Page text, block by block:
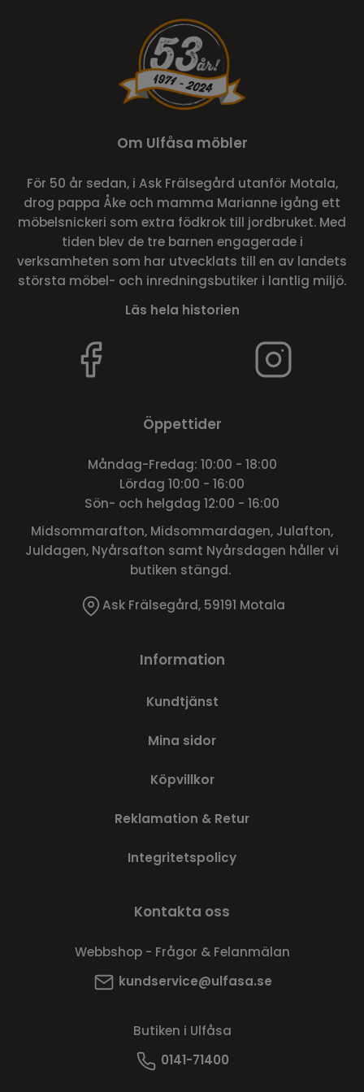
Om Ulfåsa möbler
För 50 år sedan, i Ask Frälsegård utanför Motala,
drog pappa Åke och mamma Marianne igång ett
möbelsnickeri som extra födkrok till jordbruket. Med
tiden blev de tre barnen engagerade i
verksamheten som har utvecklats till en av landets
största möbel- och inredningsbutiker i lantlig miljö.
Läs hela historien
Öppettider
Måndag-Fredag: 10:00 - 18:00
Lördag 10:00 - 16:00
Sön- och helgdag 12:00 - 16:00
Midsommarafton, Midsommardagen, Julafton,
Juldagen, Nyårsafton samt Nyårsdagen håller vi
butiken stängd.
Ask Frälsegård, 59191 Motala
Information
Kundtjänst
Mina sidor
Köpvillkor
Reklamation & Retur
Integritetspolicy
Kontakta oss
Webbshop - Frågor & Felanmälan
kundservice@ulfasa.se
Butiken i Ulfåsa
0141-71400